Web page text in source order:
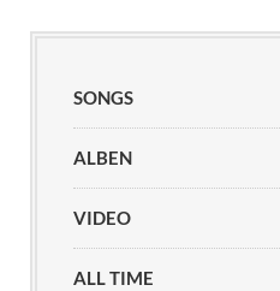
SONGS
ALBEN
VIDEO
ALL TIME